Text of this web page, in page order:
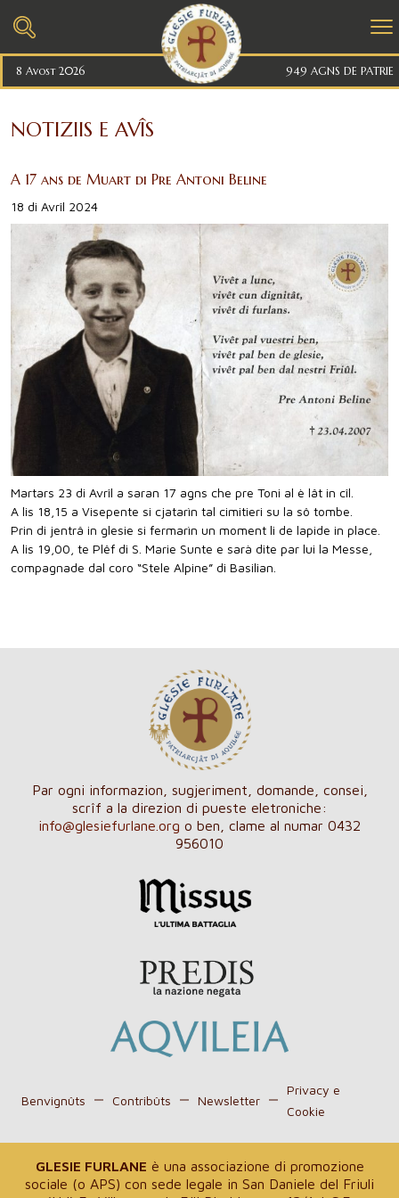
8 Avost 2026 949 AGNS DE PATRIE
NOTIZIIS E AVÎS
A 17 ans de Muart di Pre Antoni Beline
18 di Avrîl 2024
Martars 23 di Avrîl a saran 17 agns che pre Toni al è lât in cîl.
A lis 18,15 a Visepente si cjatarìn tal cimitieri su la sô tombe.
Prin di jentrâ in glesie si fermarìn un moment li de lapide in place.
A lis 19,00, te Plêf di S. Marie Sunte e sarà dite par lui la Messe,
compagnade dal coro “Stele Alpine” di Basilian.
Par ogni informazion, sugjeriment, domande, consei,
scrîf a la direzion di pueste eletroniche:
info@glesiefurlane.org o ben, clame al numar 0432
956010
Benvignûts Contribûts Newsletter
Privacy e
Cookie
GLESIE FURLANE è una associazione di promozione
sociale (o APS) con sede legale in San Daniele del Friuli